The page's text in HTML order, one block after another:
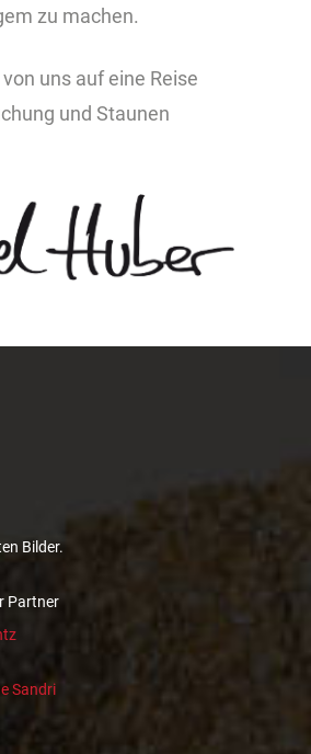
zu machen.
uns auf eine Reise
und Staunen
Bilder.
Partner
Sandri